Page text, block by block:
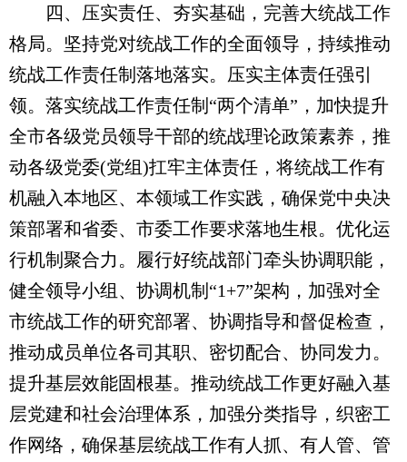
四、压实责任、夯实基础，完善大统战工作
格局。坚持党对统战工作的全面领导，持续推动
统战工作责任制落地落实。压实主体责任强引
领。落实统战工作责任制“两个清单”，加快提升
全市各级党员领导干部的统战理论政策素养，推
动各级党委(党组)扛牢主体责任，将统战工作有
机融入本地区、本领域工作实践，确保党中央决
策部署和省委、市委工作要求落地生根。优化运
行机制聚合力。履行好统战部门牵头协调职能，
健全领导小组、协调机制“1+7”架构，加强对全
市统战工作的研究部署、协调指导和督促检查，
推动成员单位各司其职、密切配合、协同发力。
提升基层效能固根基。推动统战工作更好融入基
层党建和社会治理体系，加强分类指导，织密工
作网络，确保基层统战工作有人抓、有人管、管